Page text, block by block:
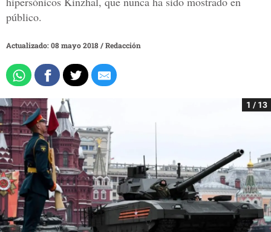
público.
Actualizado: 08 mayo 2018/Redacción
1 / 13